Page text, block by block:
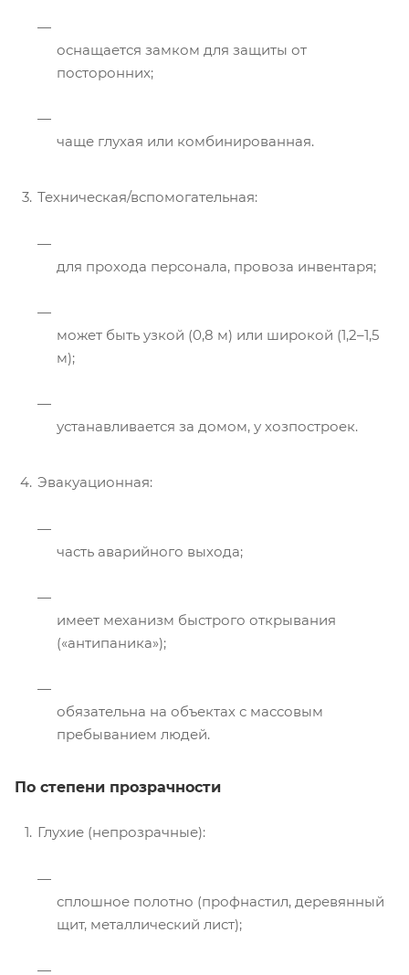
оснащается замком для защиты от
посторонних;
чаще глухая или комбинированная.
Техническая/вспомогательная:
для прохода персонала, провоза инвентаря;
может быть узкой (0,8 м) или широкой (1,2–1,5
м);
устанавливается за домом, у хозпостроек.
Эвакуационная:
часть аварийного выхода;
имеет механизм быстрого открывания
(«антипаника»);
обязательна на объектах с массовым
пребыванием людей.
По степени прозрачности
Глухие (непрозрачные):
сплошное полотно (профнастил, деревянный
щит, металлический лист);